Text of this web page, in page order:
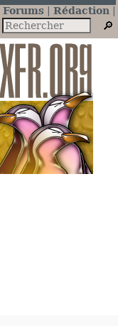
Forums
Rédaction